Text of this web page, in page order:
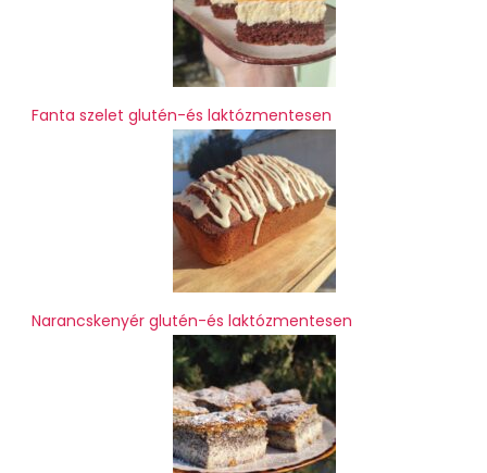
Fanta szelet glutén-és laktózmentesen
Narancskenyér glutén-és laktózmentesen